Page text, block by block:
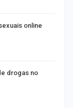
online
drogas no